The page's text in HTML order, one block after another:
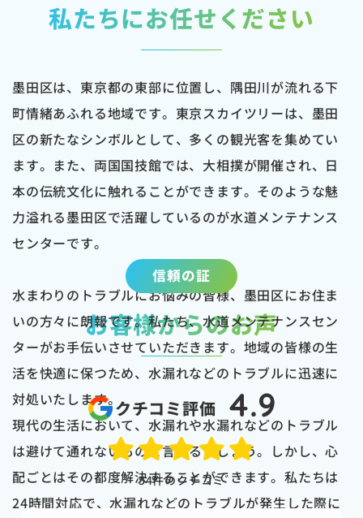
私たちにお任せください
墨田区は、東京都の東部に位置し、隅田川が流れる下
町情緒あふれる地域です。東京スカイツリーは、墨田
区の新たなシンボルとして、多くの観光客を集めてい
ます。また、両国国技館では、大相撲が開催され、日
本の伝統文化に触れることができます。そのような魅
力溢れる墨田区で活躍しているのが水道メンテナンス
センターです。
水まわりのトラブルにお悩みの皆様、墨田区にお住ま
いの方々に朗報です。私たち、水道メンテナンスセン
ターがお手伝いさせていただきます。地域の皆様の生
活を快適に保つため、水漏れなどのトラブルに迅速に
対処いたします。
現代の生活において、水漏れや水漏れなどのトラブル
は避けて通れないものと言えるでしょう。しかし、心
配ごとはその都度解決することができます。私たちは
24時間対応で、水漏れなどのトラブルが発生した際に
信頼の証
お客様からのお声
クチコミ評価 4.9
54件のクチコミ